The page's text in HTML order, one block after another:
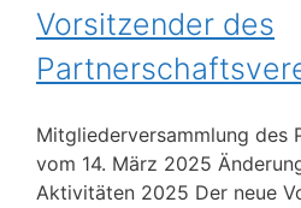
Vorsitzender des
Mitgliederversammlung des
vom 14. März 2025
Aktivitäten 2025 Der neue